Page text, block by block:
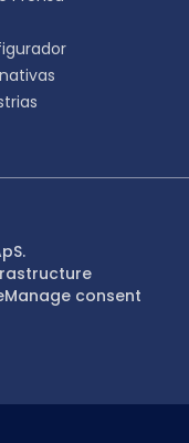
Manage consent